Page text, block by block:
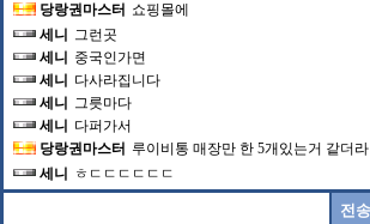
당랑권마스터 쇼핑몰에
세니
그런곳
세니
중국인가면
세니
다사라집니다
세니
그릇마다
세니
다퍼가서
당랑권마스터 루이비통 매장만 한 5개있는거 같더라
세니
ㅎㄷㄷㄷㄷㄷㄷ